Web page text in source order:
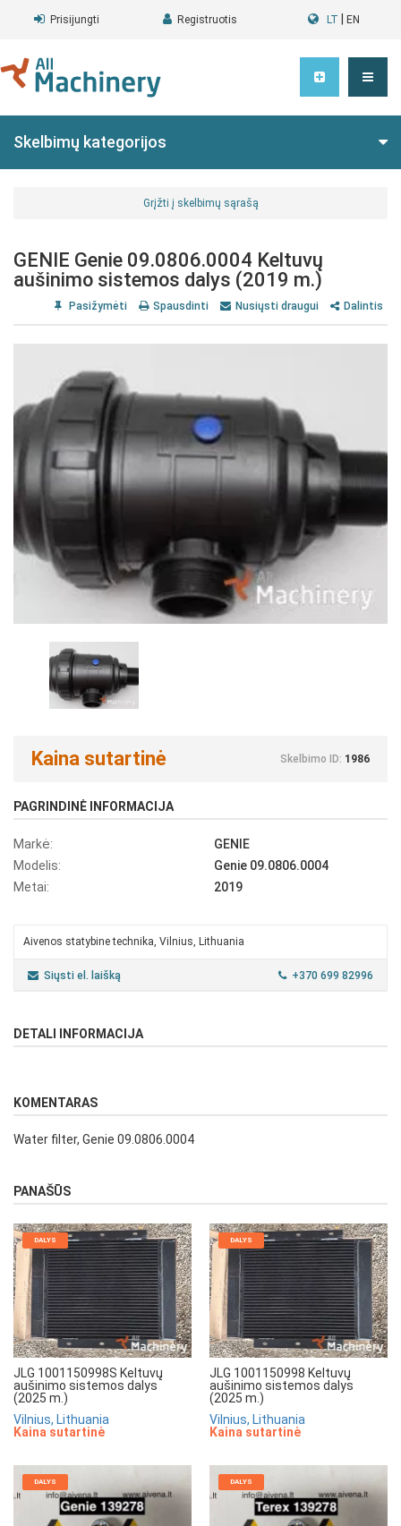
Prisijungti Registruotis LT EN
Skelbimų kategorijos
Grįžti į skelbimų sąrašą
GENIE Genie 09.0806.0004 Keltuvų
aušinimo sistemos dalys (2019 m.)
Pasižymėti Spausdinti Nusiųsti draugui Dalintis
Kaina sutartinė Skelbimo ID: 1986
PAGRINDINĖ INFORMACIJA
Markė:
GENIE
Modelis:
Genie 09.0806.0004
Metai:
2019
Aivenos statybine technika, Vilnius, Lithuania
Siųsti el. laišką +370 699 82996
DETALI INFORMACIJA
KOMENTARAS
Water filter, Genie 09.0806.0004
PANAŠŪS
DALYS
JLG 1001150998S Keltuvų
aušinimo sistemos dalys
(2025 m.)
Vilnius, Lithuania
Kaina sutartinė
DALYS
JLG 1001150998 Keltuvų
aušinimo sistemos dalys
(2025 m.)
Vilnius, Lithuania
Kaina sutartinė
DALYS DALYS